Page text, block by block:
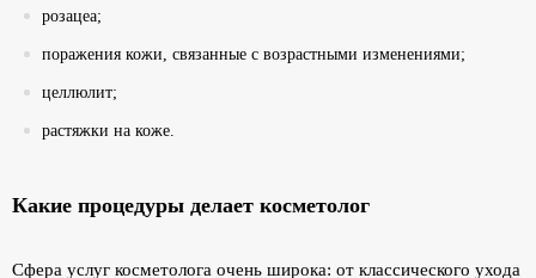
розацеа;
поражения кожи, связанные с возрастными изменениями;
целлюлит;
растяжки на коже.
Какие процедуры делает косметолог
Сфера услуг косметолога очень широка: от классического ухода